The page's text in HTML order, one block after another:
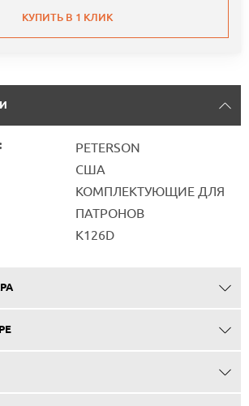
КУПИТЬ В 1 КЛИК
PETERSON
США
КОМПЛЕКТУЮЩИЕ ДЛЯ
ПАТРОНОВ
K126D